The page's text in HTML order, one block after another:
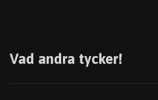
Vad andra tycker!